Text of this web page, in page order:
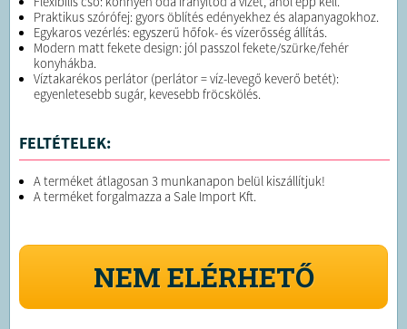
Praktikus szórófej: gyors öblítés edényekhez és alapanyagokhoz.
Egykaros vezérlés: egyszerű hőfok- és vízerősség állítás.
Modern matt fekete design: jól passzol fekete/szürke/fehér
konyhákba.
Víztakarékos perlátor (perlátor = víz-levegő keverő betét):
egyenletesebb sugár, kevesebb fröcskölés.
FELTÉTELEK:
A terméket átlagosan 3 munkanapon belül kiszállítjuk!
A terméket forgalmazza a Sale Import Kft.
NEM ELÉRHETŐ